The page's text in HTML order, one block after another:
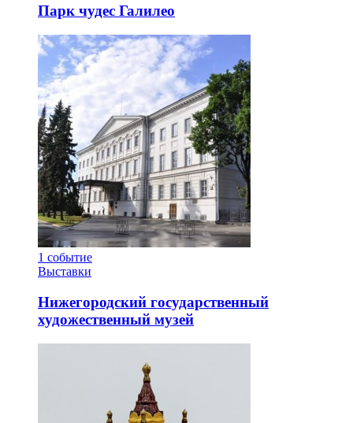
Парк чудес Галилео
1 событие
Выставки
Нижегородский государственный
художественный музей